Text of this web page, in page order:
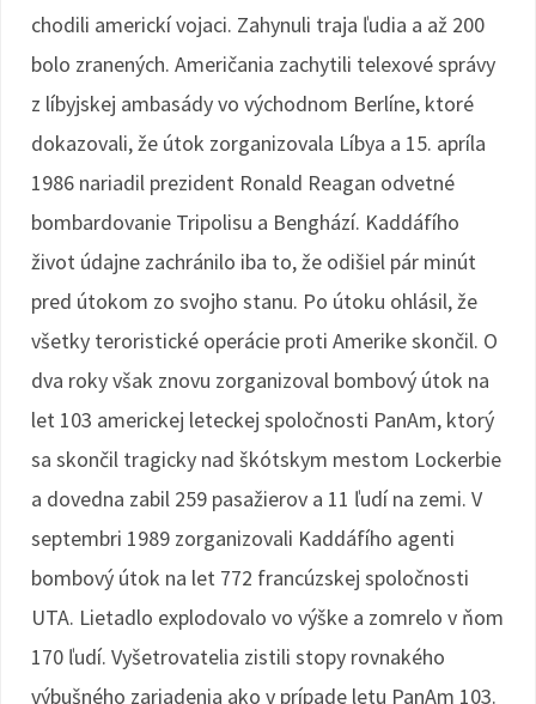
chodili americkí vojaci. Zahynuli traja ľudia a až 200
bolo zranených. Američania zachytili telexové správy
z líbyjskej ambasády vo východnom Berlíne, ktoré
dokazovali, že útok zorganizovala Líbya a 15. apríla
1986 nariadil prezident Ronald Reagan odvetné
bombardovanie Tripolisu a Benghází. Kaddáfího
život údajne zachránilo iba to, že odišiel pár minút
pred útokom zo svojho stanu. Po útoku ohlásil, že
všetky teroristické operácie proti Amerike skončil. O
dva roky však znovu zorganizoval bombový útok na
let 103 americkej leteckej spoločnosti PanAm, ktorý
sa skončil tragicky nad škótskym mestom Lockerbie
a dovedna zabil 259 pasažierov a 11 ľudí na zemi. V
septembri 1989 zorganizovali Kaddáfího agenti
bombový útok na let 772 francúzskej spoločnosti
UTA. Lietadlo explodovalo vo výške a zomrelo v ňom
170 ľudí. Vyšetrovatelia zistili stopy rovnakého
výbušného zariadenia ako v prípade letu PanAm 103.